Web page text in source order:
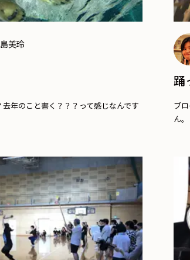
美玲
年のこと書く？？？って感じなんです
踊
ブ
ん